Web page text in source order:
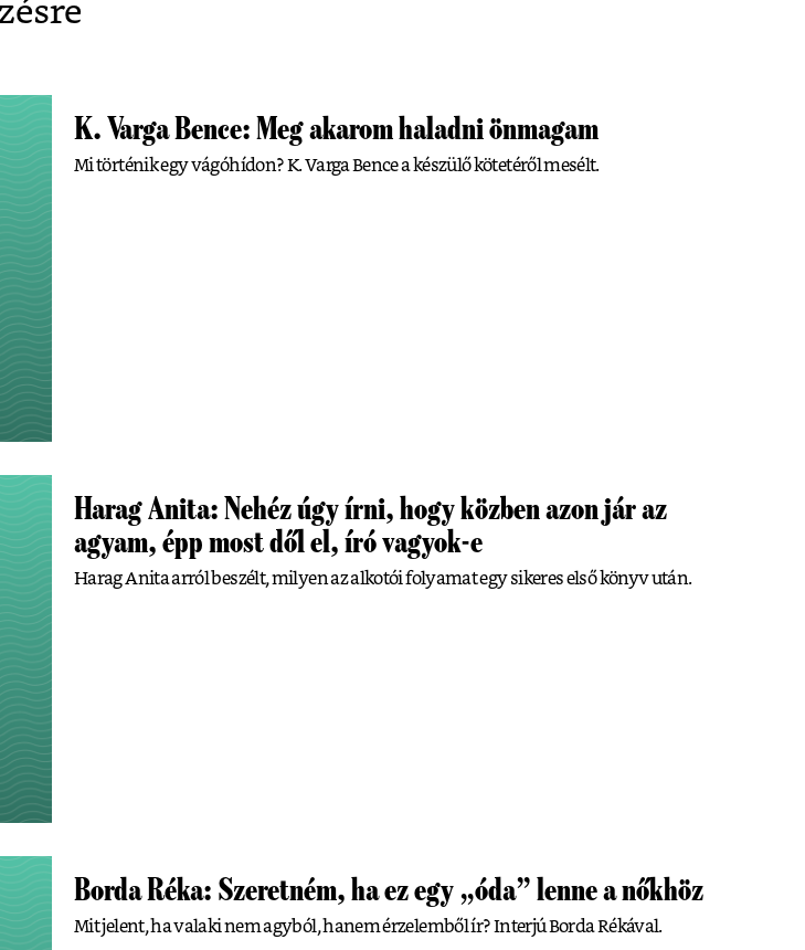
K. Varga Bence: Meg akarom haladni önmagam
Mi történik egy vágóhídon? K. Varga Bence a készülő kötetéről mesélt.
Harag Anita: Nehéz úgy írni, hogy közben azon jár az
agyam, épp most dől el, író vagyok-e
Harag Anita arról beszélt, milyen az alkotói folyamat egy sikeres első könyv után.
Borda Réka: Szeretném, ha ez egy „óda” lenne a nőkhöz
Mit jelent, ha valaki nem agyból, hanem érzelemből ír? Interjú Borda Rékával.